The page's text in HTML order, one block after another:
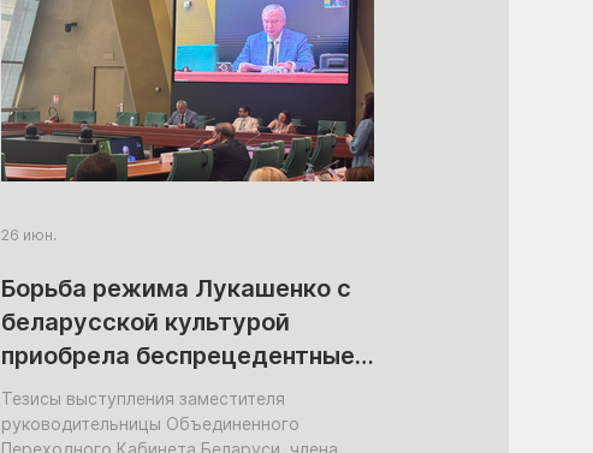
Борьба режима Лукашенко с
беларусской культурой
приобрела беспрецедентные
масштабы
Тезисы выступления заместителя
руководительницы Объединенного
Переходного Кабинета Беларуси, члена
26 июн.